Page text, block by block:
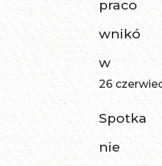
praco
wnikó
w
26
Spotka
nie